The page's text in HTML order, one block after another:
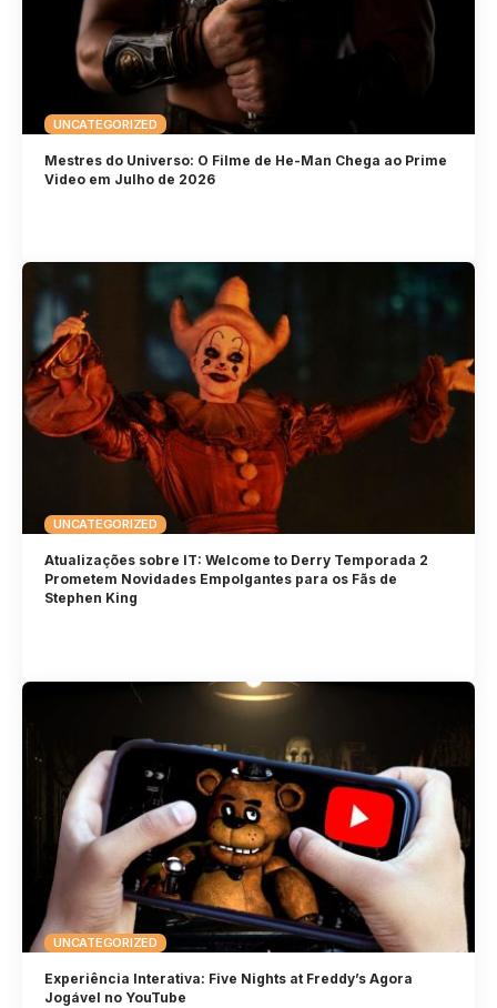
UNCATEGORIZED
Mestres do Universo: O Filme de He-Man Chega ao Prime
Video em Julho de 2026
UNCATEGORIZED
Atualizações sobre IT: Welcome to Derry Temporada 2
Prometem Novidades Empolgantes para os Fãs de
Stephen King
UNCATEGORIZED
Experiência Interativa: Five Nights at Freddy’s Agora
Jogável no YouTube